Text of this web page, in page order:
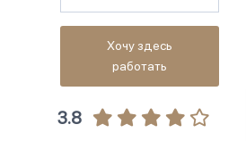
Хочу здесь
работать
3.8